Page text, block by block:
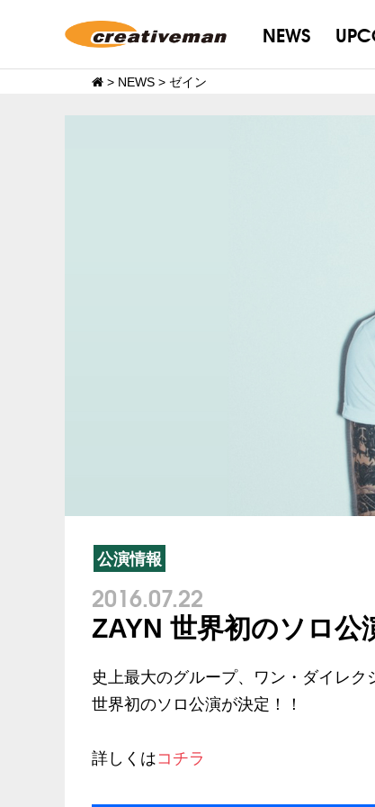
NEWS
> NEWS > ゼイン
公演情報
2016.07.22
ZAYN 世界初のソロ公
史上最大のグループ、ワン・ダイレク
世界初のソロ公演が決定！！
詳しくはコチラ